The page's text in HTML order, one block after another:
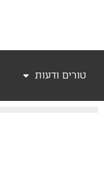
טורים ודעות